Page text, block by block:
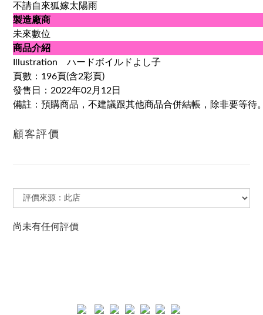
不請自來狐嫁太陽雨
製造廠商
未來數位
商品介紹
Illustration ハードボイルドよし子
頁數：196頁(含2彩頁)
發售日：2022年02月12日
備註：預購商品，不建議跟其他商品合併結帳，除非要等待
顧客評價
尚未有任何評價